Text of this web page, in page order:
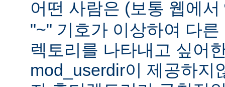
어떤 사람은 (보통 웹에서
"~" 기호가 이상하여 다
렉토리를 나타내고 싶어
mod_userdir이 제공하지